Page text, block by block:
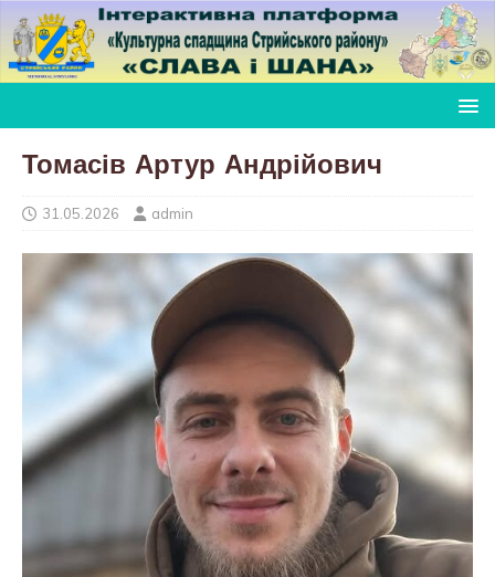
Томасів Артур Андрійович
31.05.2026 admin